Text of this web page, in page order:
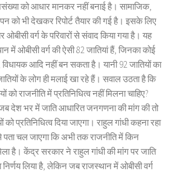
को आधार मानकर नहीं बनाई है। सामाजिक,
को भी देखकर रिपोर्ट तैयार की गई है। इसके लिए
वर्ग के परिवारों से संवाद किया गया है। यह
में ओबीसी वर्ग की ऐसी 82 जातियां हैं, जिनका कोई
आदि नहीं बन सकता है। यानी 92 जातियों का
के लोग ही मलाई खा रहे हैं। सवाल उठता है कि
को राजनीति में प्रतिनिधित्व नहीं मिलना चाहिए?
देश भर में जाति आधारित जनगणना की मांग की तो
प्रतिनिधित्व दिया जाएगा। राहुल गांधी कहना रहा
चल जाएगा कि अभी तक राजनीति में किन
है। केंद्र सरकार ने राहुल गांधी की मांग पर जाति
लिया है, लेकिन जब राजस्थान में ओबीसी वर्ग